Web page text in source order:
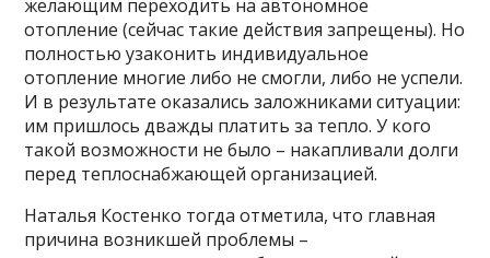
желающим переходить на автономное
отопление (сейчас такие действия запрещены). Но
полностью узаконить индивидуальное
отопление многие либо не смогли, либо не успели.
И в результате оказались заложниками ситуации:
им пришлось дважды платить за тепло. У кого
такой возможности не было – накапливали долги
перед теплоснабжающей организацией.
Наталья Костенко тогда отметила, что главная
причина возникшей проблемы –